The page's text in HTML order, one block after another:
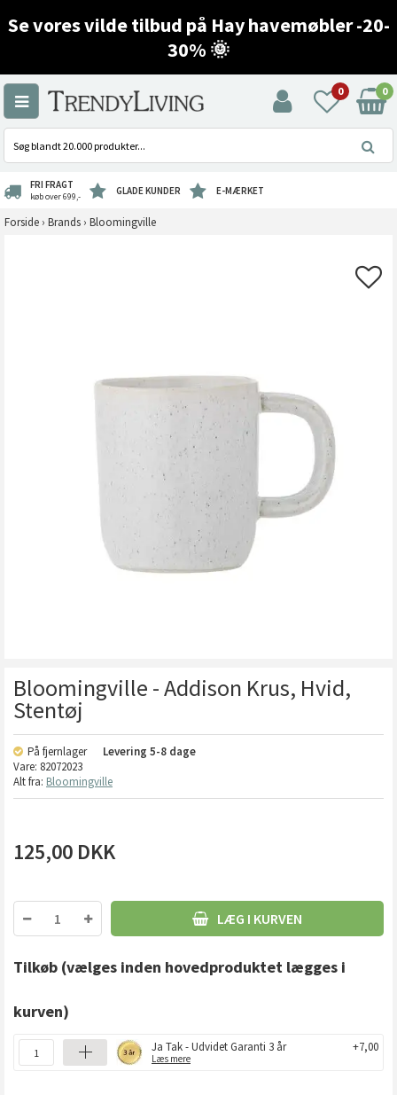
Se vores vilde tilbud på Hay havemøbler -20-
30% 🌞
0 0
FRI FRAGT
køb over 699,- GLADE KUNDER E-MÆRKET
Forside › Brands › Bloomingville
Bloomingville - Addison Krus, Hvid,
Stentøj
På fjernlager Levering 5-8 dage
Vare: 82072023
Alt fra: Bloomingville
125,00 DKK
LÆG I KURVEN
Tilkøb (vælges inden hovedproduktet lægges i
kurven)
Ja Tak - Udvidet Garanti 3 år
Læs mere
+7,00